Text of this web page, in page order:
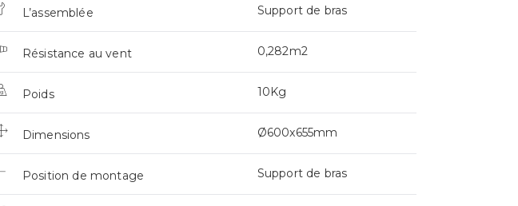
L’assemblée Support de bras
Résistance au vent 0,282m2
Poids 10Kg
Dimensions Ø600x655mm
Position de montage Support de bras